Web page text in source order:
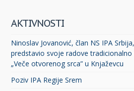
AKTIVNOSTI
Ninoslav Jovanović, član NS IPA
predstavio svoje radove
„Veče otvorenog srca” u Knjaževcu
Poziv IPA Regije Srem